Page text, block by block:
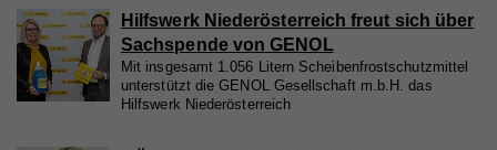
Hilfswerk Niederösterreich freut sich über
Sachspende von GENOL
Mit insgesamt 1.056 Litern Scheibenfrostschutzmittel
unterstützt die GENOL Gesellschaft m.b.H. das
Hilfswerk Niederösterreich